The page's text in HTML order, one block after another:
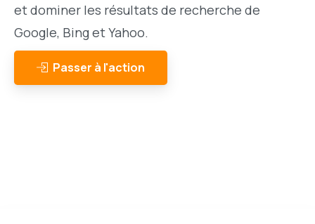
et dominer les résultats de recherche de
Google, Bing et Yahoo.
Passer à l'action